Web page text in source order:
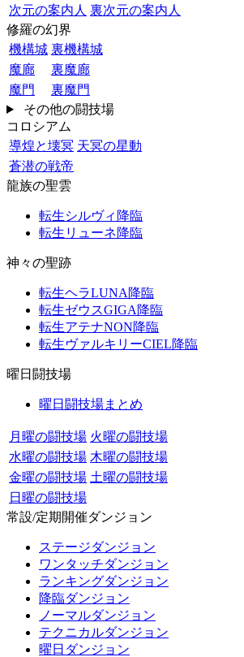
次元の案内人 裏次元の案内人
修羅の幻界
機構城 裏機構城
魔廊
裏魔廊
魔門
裏魔門
その他の闘技場
コロシアム
導煌と壊冥 天冥の星動
蒼潜の戦帝
龍族の聖雲
転生シルヴィ降臨
転生リューネ降臨
神々の聖跡
転生ヘラLUNA降臨
転生ゼウスGIGA降臨
転生アテナNON降臨
転生ヴァルキリーCIEL降臨
曜日闘技場
曜日闘技場まとめ
月曜の闘技場 火曜の闘技場
水曜の闘技場 木曜の闘技場
金曜の闘技場 土曜の闘技場
日曜の闘技場
常設/定期開催ダンジョン
ステージダンジョン
ワンタッチダンジョン
ランキングダンジョン
降臨ダンジョン
ノーマルダンジョン
テクニカルダンジョン
曜日ダンジョン